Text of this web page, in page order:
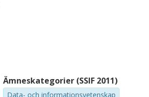
Ämneskategorier (SSIF 2011)
Data- och informationsvetenskap